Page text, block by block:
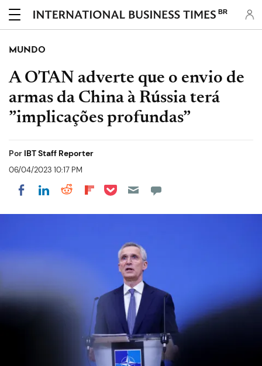
BR
MUNDO
A OTAN adverte que o envio de
armas da China à Rússia terá
”implicações profundas”
Por IBT Staff Reporter
06/04/2023 10:17 PM
Share on Facebook
Share on LinkedIn
Share on Reddit
Share on Flipboard
Share on Pocket